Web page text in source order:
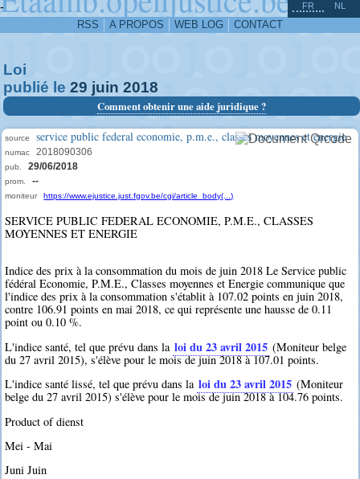
-
RSS A PROPOS WEB LOG CONTACT
FR NL
Loi
publié le 29 juin 2018
Comment obtenir une aide juridique ?
source service public federal economie, p.m.e., classes moyennes et energie
numac 2018090306
pub. 29/06/2018
prom. --
moniteur https://www.ejustice.just.fgov.be/cgi/article_body(...)
SERVICE PUBLIC FEDERAL ECONOMIE, P.M.E., CLASSES
MOYENNES ET ENERGIE
Indice des prix à la consommation du mois de juin 2018 Le Service public
fédéral Economie, P.M.E., Classes moyennes et Energie communique que
l'indice des prix à la consommation s'établit à 107.02 points en juin 2018,
contre 106.91 points en mai 2018, ce qui représente une hausse de 0.11
point ou 0.10 %.
L'indice santé, tel que prévu dans la loi du 23 avril 2015 (Moniteur belge
du 27 avril 2015), s'élève pour le mois de juin 2018 à 107.01 points.
L'indice santé lissé, tel que prévu dans la loi du 23 avril 2015 (Moniteur
belge du 27 avril 2015) s'élève pour le mois de juin 2018 à 104.76 points.
Product of dienst
Mei - Mai
Juni Juin
^